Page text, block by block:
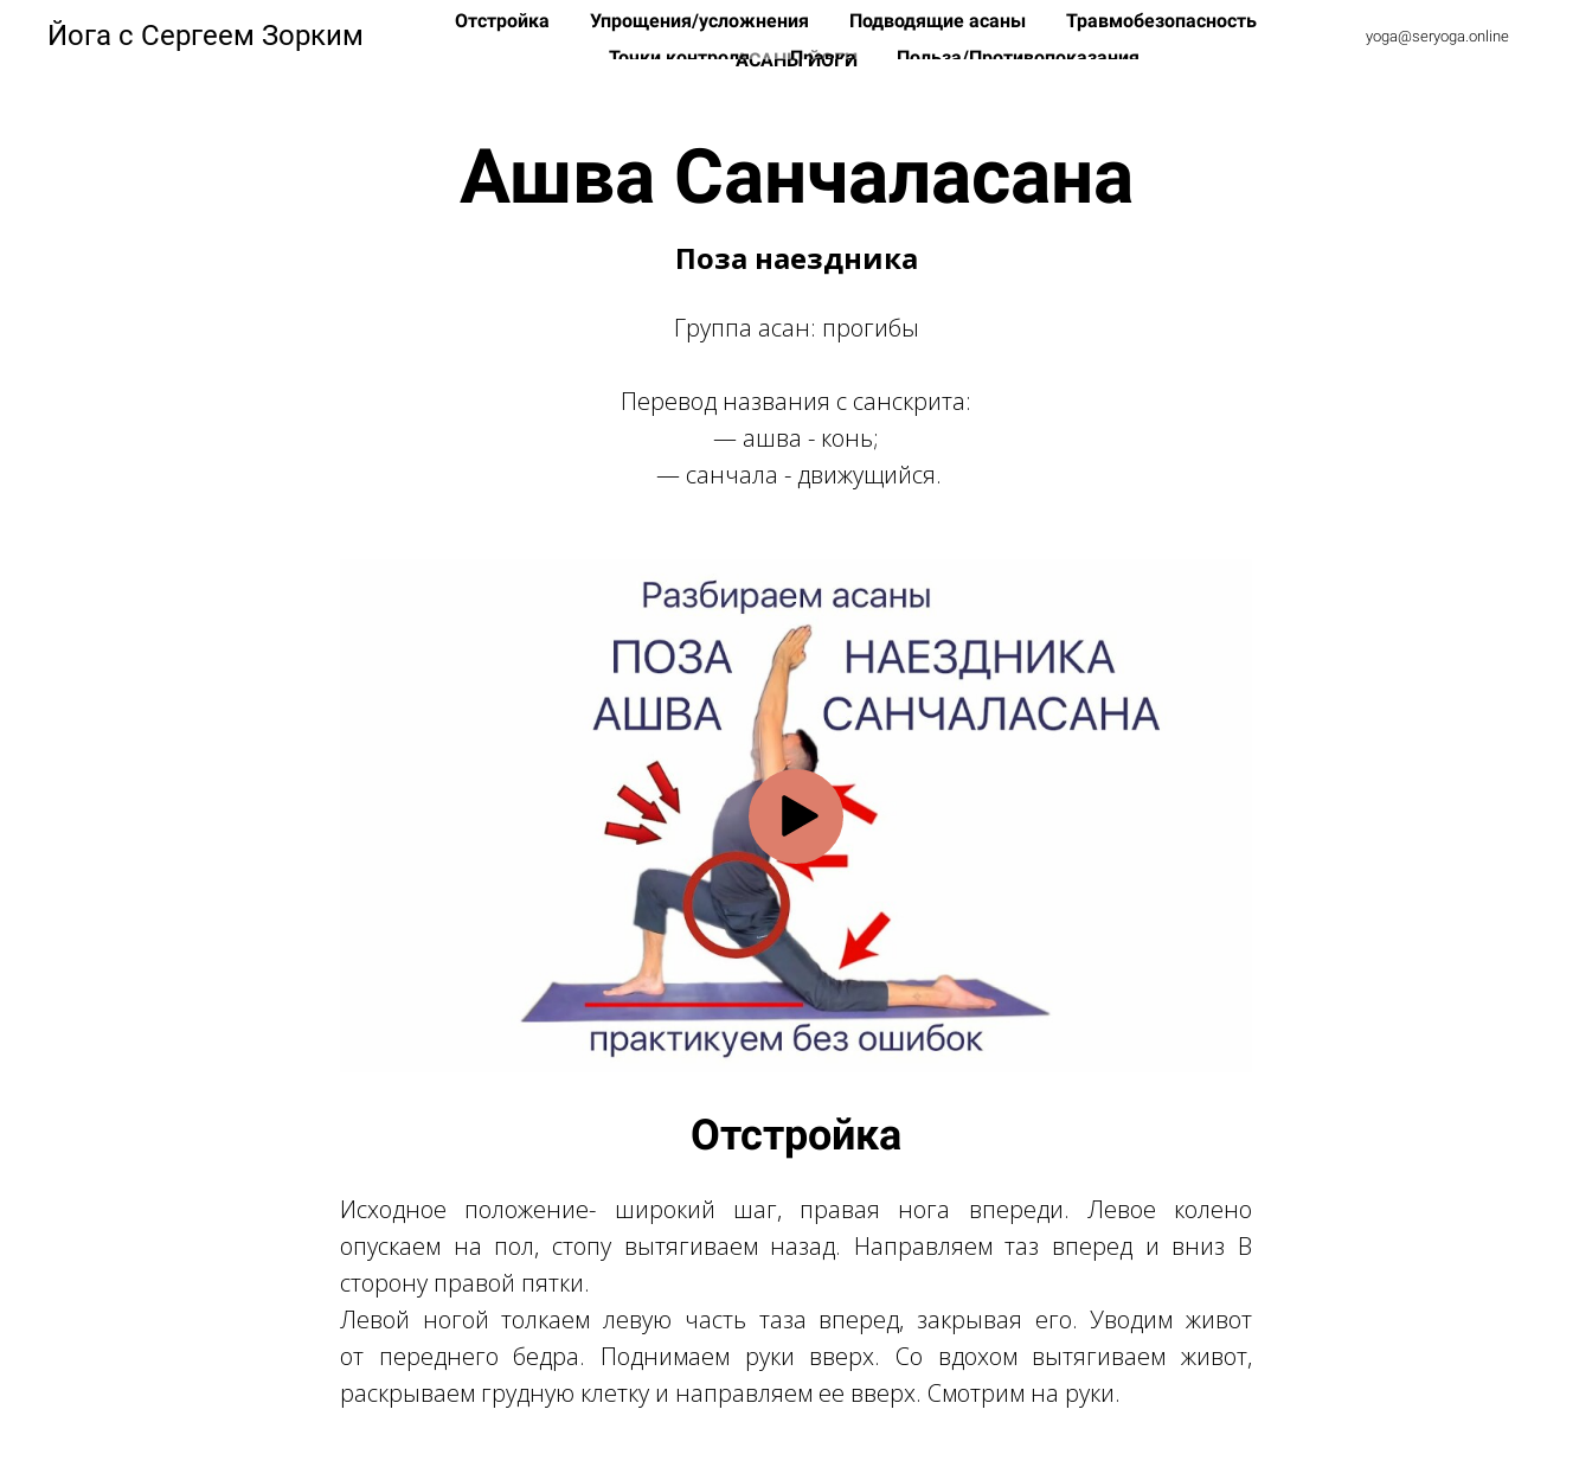
Йога с Сергеем Зорким Отстройка Упрощения/усложнения Подводящие асаны
Травмобезопасность
Точки контроля
Правка Польза/Противопоказания
yoga@seryoga.online
АСАНЫ ЙОГИ
Ашва Санчаласана
Поза наездника
Группа асан: прогибы
Перевод названия с санскрита:
— ашва - конь;
— санчала - движущийся.
Отстройка
Исходное положение- широкий шаг, правая нога впереди. Левое колено
опускаем на пол, стопу вытягиваем назад. Направляем таз вперед и вниз B
сторону правой пятки.
Левой ногой толкаем левую часть таза вперед, закрывая его. Уводим живот
от переднего бедра. Поднимаем руки вверх. Со вдохом вытягиваем живот,
раскрываем грудную клетку и направляем ее вверх. Смотрим на руки.